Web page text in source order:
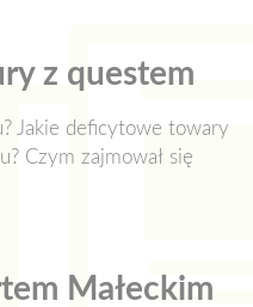
z questem
Jakie deficytowe towary
Czym zajmował się
Małeckim